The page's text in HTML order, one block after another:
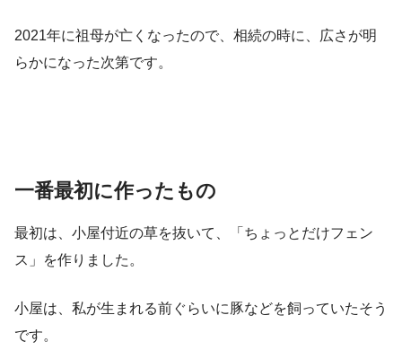
2021年に祖母が亡くなったので、相続の時に、広さが明
らかになった次第です。
一番最初に作ったもの
最初は、小屋付近の草を抜いて、「ちょっとだけフェン
ス」を作りました。
小屋は、私が生まれる前ぐらいに豚などを飼っていたそう
です。